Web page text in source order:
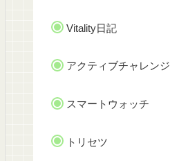
Vitality日記
アクティブチャレンジ
スマートウォッチ
トリセツ